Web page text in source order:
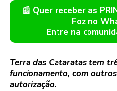
📰 Quer receber as
Foz no
Entre na
Terra das Cataratas tem
funcionamento, com
autorização.